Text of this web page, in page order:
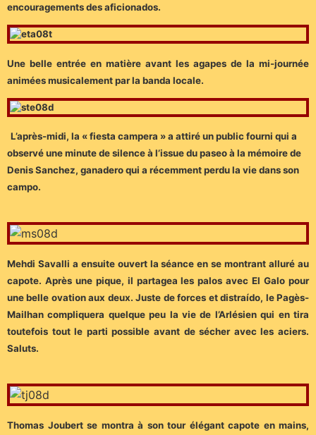
encouragements des aficionados.
Une belle entrée en matière avant les agapes de la mi-journée
animées musicalement par la banda locale.
L’après-midi, la « fiesta campera » a attiré un public fourni qui a
observé une minute de silence à l’issue du paseo à la mémoire de
Denis Sanchez, ganadero qui a récemment perdu la vie dans son
campo.
Mehdi Savalli a ensuite ouvert la séance en se montrant alluré au
capote. Après une pique, il partagea les palos avec El Galo pour
une belle ovation aux deux. Juste de forces et distraído, le Pagès-
Mailhan compliquera quelque peu la vie de l’Arlésien qui en tira
toutefois tout le parti possible avant de sécher avec les aciers.
Saluts.
Thomas Joubert se montra à son tour élégant capote en mains,